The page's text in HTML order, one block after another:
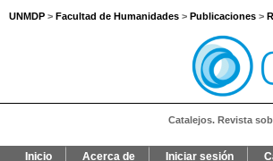
UNMDP > Facultad de Humanidades > Publicaciones >
Catalejos. Revista
Inicio Acerca de Iniciar sesión